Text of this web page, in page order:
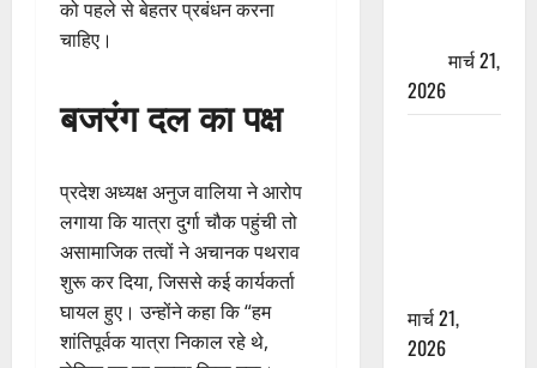
को पहले से बेहतर प्रबंधन करना
चाहिए।
बजरंग दल का पक्ष
प्रदेश अध्यक्ष अनुज वालिया ने आरोप
लगाया कि यात्रा दुर्गा चौक पहुंची तो
असामाजिक तत्वों ने अचानक पथराव
शुरू कर दिया, जिससे कई कार्यकर्ता
घायल हुए। उन्होंने कहा कि “हम
शांतिपूर्वक यात्रा निकाल रहे थे,
मार्च 21,
2026
मार्च 21,
2026